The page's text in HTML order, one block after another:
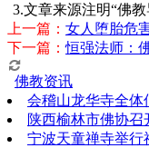
3.文章来源注明“佛
上一篇： 女人堕胎危
下一篇：恒强法师：
佛教资讯
会稽山龙华寺全体
陕西榆林市佛协
宁波天童禅寺举行